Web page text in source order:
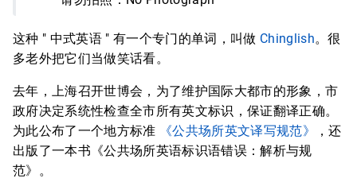
这种 " 中式英语 " 有一个专门的单词，叫做 Chinglish。很
多老外把它们当做笑话看。
去年，上海召开世博会，为了维护国际大都市的形象，市
政府决定系统性检查全市所有英文标识，保证翻译正确。
为此公布了一个地方标准
《公共场所英文译写规范》
，还
出版了一本书《公共场所英语标识语错误：解析与规
范》。